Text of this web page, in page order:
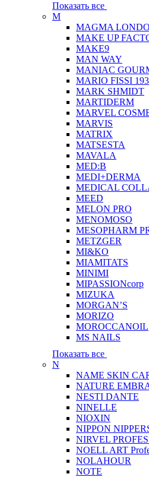
Показать все
M
MAGMA
MAKE UP
MAKE9
MAN WAY
MANIAC
MARIO FISSI
MARK SHMIDT
MARTIDERM
MARVEL
MARVIS
MATRIX
MATSESTA
MAVALA
MED:B
MEDI+DERMA
MEDICAL
MEED
MELON PRO
MENOMOSO
MESOPHARM
METZGER
MI&KO
MIAMITATS
MINIMI
MIPASSIONcorp
MIZUKA
MORGAN’S
MORIZO
MOROCCANOIL
MS NAILS
Показать все
N
NAME SKIN
NATURE
NESTI DANTE
NINELLE
NIOXIN
NIPPON
NIRVEL
NOELL ART
NOLAHOUR
NOTE